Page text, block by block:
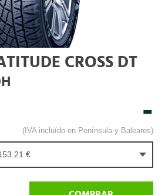
CROSS DT
-
(IVA incluído en Península y Baleares)
€